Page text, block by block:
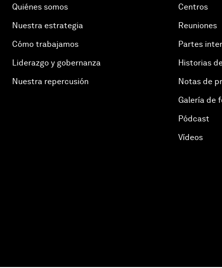
Quiénes somos
Nuestra estrategia
Cómo trabajamos
Liderazgo y gobernanza
Nuestra repercusión
Centros
Reuniones
Partes
Historias
Notas de
Galería de
Pódcast
Vídeos